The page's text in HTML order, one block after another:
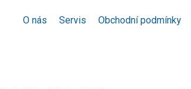
O nás Servis Obchodní podmínky